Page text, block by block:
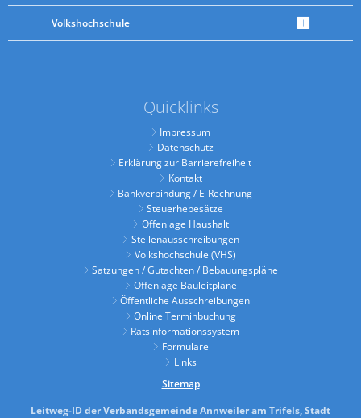
Volkshochschule
Quicklinks
Impressum
Datenschutz
Erklärung zur Barrierefreiheit
Kontakt
Bankverbindung / E-Rechnung
Steuerhebesätze
Offenlage Haushalt
Stellenausschreibungen
Volkshochschule (VHS)
Satzungen / Gutachten / Bebauungspläne
Offenlage Bauleitpläne
Öffentliche Ausschreibungen
Online Terminbuchung
Ratsinformationssystem
Formulare
Links
Sitemap
Leitweg-ID der Verbandsgemeinde Annweiler am Trifels, Stadt